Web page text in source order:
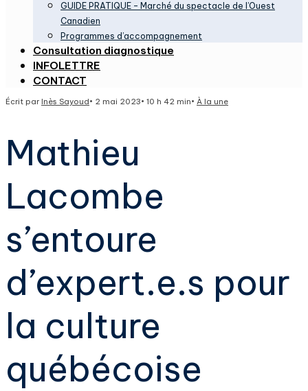
GUIDE PRATIQUE – Marché du spectacle de l’Ouest
Canadien
Programmes d’accompagnement
Consultation diagnostique
INFOLETTRE
CONTACT
Écrit par Inès Sayoud• 2 mai 2023• 10 h 42 min• À la une
Mathieu
Lacombe
s’entoure
d’expert.e.s pour
la culture
québécoise